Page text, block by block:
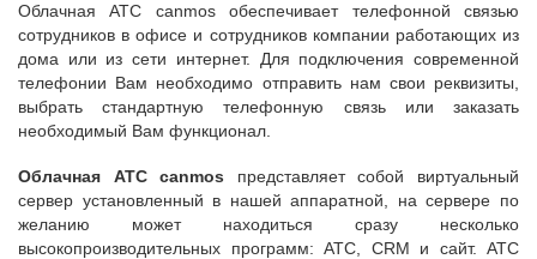
Облачная АТС canmos обеспечивает телефонной связью
сотрудников в офисе и сотрудников компании работающих из
дома или из сети интернет. Для подключения современной
телефонии Вам необходимо отправить нам свои реквизиты,
выбрать стандартную телефонную связь или заказать
необходимый Вам функционал.
Облачная АТС canmos представляет собой виртуальный
сервер установленный в нашей аппаратной, на сервере по
желанию может находиться сразу несколько
высокопроизводительных программ: АТС, CRM и сайт. АТС